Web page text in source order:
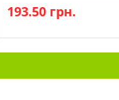
193.50 грн.